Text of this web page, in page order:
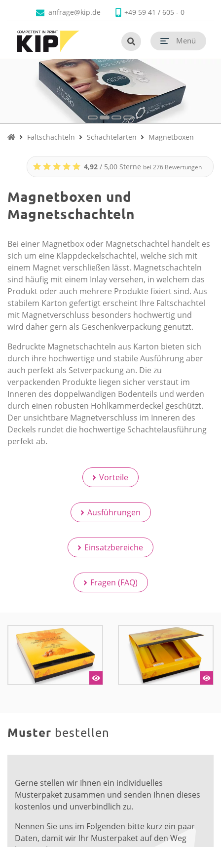
Untermenü schließen
Produkte
Untermenü
Untermenü
Untermenü
Untermenü schließen
Branchen
Untermenü schließen
Unternehmen
Untermenü schließen
Kontaktanfrage@kip.de +49 59 41 / 605 - 0
Menü
Faltschachteln Schachtelarten Magnetboxen
4,92 / 5,00 Sterne bei 276 Bewertungen
Magnetboxen und
Magnetschachteln
Bei einer Magnetbox oder Magnetschachtel handelt es
sich um eine Klappdeckelschachtel, welche sich mit
einem Magnet verschließen lässt. Magnetschachteln
sind häufig mit einem Inlay versehen, in welchem das
Produkt oder auch mehrere Produkte fixiert sind. Aus
stabilem Karton gefertigt erscheint Ihre Faltschachtel
mit Magnetverschluss besonders hochwertig und
wird daher gern als Geschenkverpackung genutzt.
Bedruckte Magnetschachteln aus Karton bieten sich
durch ihre hochwertige und stabile Ausführung aber
auch perfekt als Setverpackung an. Die zu
verpackenden Produkte liegen sicher verstaut im
Inneren des doppelwandigen Bodenteils und werden
durch einen robusten Hohlkammerdeckel geschützt.
Der unsichtbare Magnetverschluss im Inneren des
Deckels rundet die hochwertige Schachtelausführung
perfekt ab.
Vorteile
Ausführungen
Einsatzbereiche
Fragen (FAQ)
Muster bestellen
Gerne stellen wir Ihnen ein individuelles
Musterpaket zusammen und senden Ihnen dieses
kostenlos und unverbindlich zu.
Nennen Sie uns im Folgenden bitte kurz ein paar
Daten, damit wir Ihr Musterpaket auf den Weg